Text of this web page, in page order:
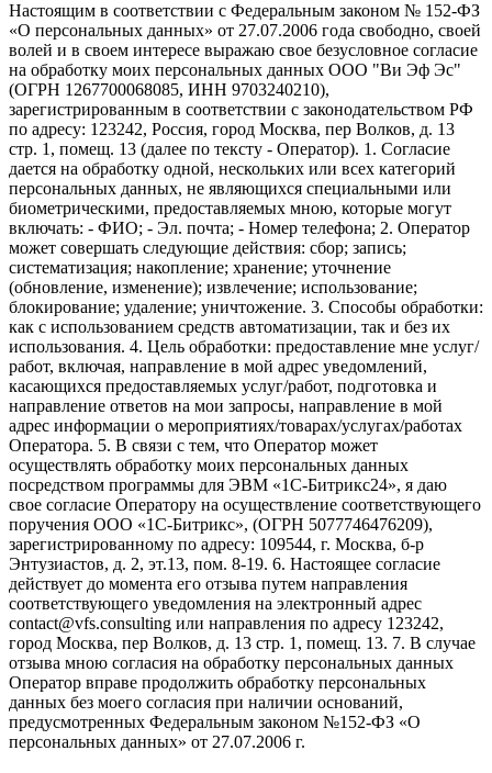
Настоящим в соответствии с Федеральным законом № 152-ФЗ
«О персональных данных» от 27.07.2006 года свободно, своей
волей и в своем интересе выражаю свое безусловное согласие
на обработку моих персональных данных ООО "Ви Эф Эс"
(ОГРН 1267700068085, ИНН 9703240210),
зарегистрированным в соответствии с законодательством РФ
по адресу: 123242, Россия, город Москва, пер Волков, д. 13
стр. 1, помещ. 13 (далее по тексту - Оператор). 1. Согласие
дается на обработку одной, нескольких или всех категорий
персональных данных, не являющихся специальными или
биометрическими, предоставляемых мною, которые могут
включать: - ФИО; - Эл. почта; - Номер телефона; 2. Оператор
может совершать следующие действия: сбор; запись;
систематизация; накопление; хранение; уточнение
(обновление, изменение); извлечение; использование;
блокирование; удаление; уничтожение. 3. Способы обработки:
как с использованием средств автоматизации, так и без их
использования. 4. Цель обработки: предоставление мне услуг/
работ, включая, направление в мой адрес уведомлений,
касающихся предоставляемых услуг/работ, подготовка и
направление ответов на мои запросы, направление в мой
адрес информации о мероприятиях/товарах/услугах/работах
Оператора. 5. В связи с тем, что Оператор может
осуществлять обработку моих персональных данных
посредством программы для ЭВМ «1С-Битрикс24», я даю
свое согласие Оператору на осуществление соответствующего
поручения ООО «1С-Битрикс», (ОГРН 5077746476209),
зарегистрированному по адресу: 109544, г. Москва, б-р
Энтузиастов, д. 2, эт.13, пом. 8-19. 6. Настоящее согласие
действует до момента его отзыва путем направления
соответствующего уведомления на электронный адрес
contact@vfs.consulting или направления по адресу 123242,
город Москва, пер Волков, д. 13 стр. 1, помещ. 13. 7. В случае
отзыва мною согласия на обработку персональных данных
Оператор вправе продолжить обработку персональных
данных без моего согласия при наличии оснований,
предусмотренных Федеральным законом №152-ФЗ «О
персональных данных» от 27.07.2006 г.